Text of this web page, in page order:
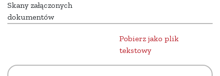
Skany załączonych
dokumentów
Pobierz jako plik
tekstowy